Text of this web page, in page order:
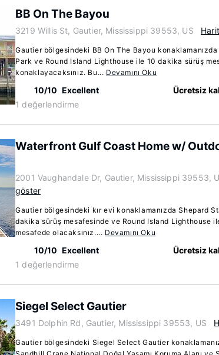
BB On The Bayou
3219 Willis St, Gautier, Mississippi 39553, US
Gautier bölgesindeki BB On The Bayou
Park ve Round Island Lighthouse ile 10 dakika sürüş
konaklayacaksınız. Bu... Devamını Oku
10/10 Excellent
1 değerlendirme
Ücretsiz
Waterfront Gulf Coast Home w/
2001 Vaughandale Dr, Gautier, Mississippi 39553,
göster
Gautier bölgesindeki kır evi konaklamanızda Shepard
dakika sürüş mesafesinde ve Round Island Lighthouse
mesafede olacaksınız.... Devamını Oku
10/10 Excellent
1 değerlendirme
Ücretsiz
Siegel Select Gautier
3491 Dolphin Rd, Gautier, Mississippi 39553, US
Gautier bölgesindeki Siegel Select Gautier